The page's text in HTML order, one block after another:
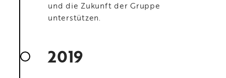
und die Zukunft der Gruppe
unterstützen.
2019